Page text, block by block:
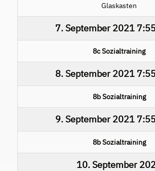
Glaskasten
7. September 2021
8c Sozialtraining
8. September 2021
8b Sozialtraining
9. September 2021
8b Sozialtraining
10. September